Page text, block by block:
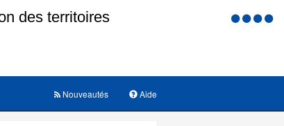
Menu
Aide
Nouveautés